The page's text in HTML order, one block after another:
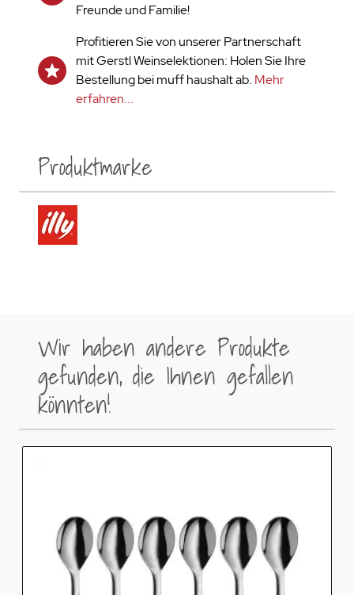
Freunde und Familie!
Profitieren Sie von unserer Partnerschaft
mit Gerstl Weinselektionen: Holen Sie Ihre
Bestellung bei muff haushalt ab. Mehr
erfahren...
Produktmarke
Wir haben andere Produkte
gefunden, die Ihnen gefallen
könnten!